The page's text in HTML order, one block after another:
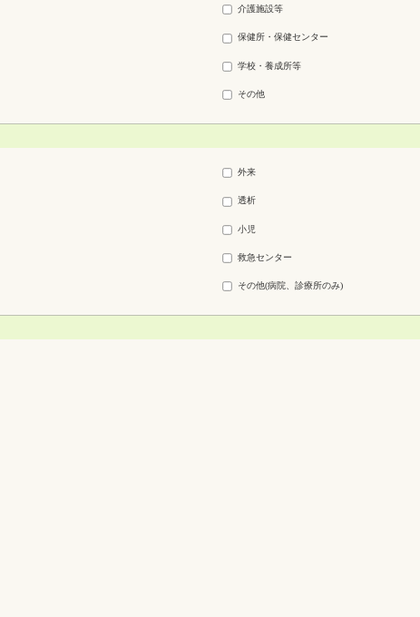
介護施設等
保健所・保健センター
学校・養成所等
その他
外来
透析
小児
救急センター
その他(病院、診療所のみ)